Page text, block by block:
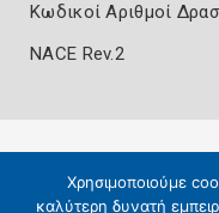
Κωδικοί Αριθμοί
NACE Rev.2
Χρησιμοποιούμε
καλύτερη δυνατήCopyright